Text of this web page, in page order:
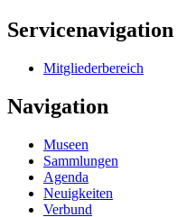
Servicenavigation
Mitgliederbereich
Navigation
Museen
Sammlungen
Agenda
Neuigkeiten
Verbund